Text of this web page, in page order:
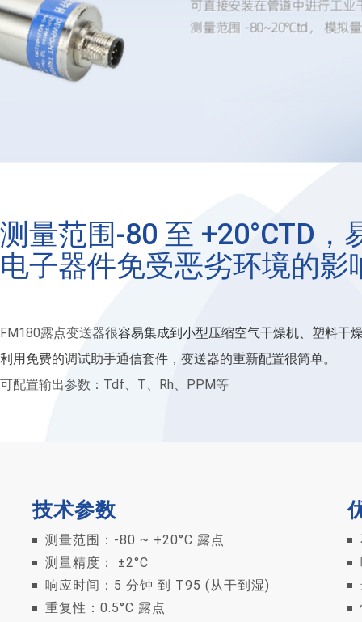
测量范围-80 至 +20°CTD
电子器件免受恶劣环境的影
FM180露点变送器很容易集成到小型压缩空气干燥机、塑料干
利用免费的调试助手通信套件，变送器的重新配置很简单。
可配置输出参数：Tdf、T、Rh、PPM等
技术参数
测量范围：-80 ~ +20°C 露点
测量精度： ±2°C
响应时间：5 分钟 到 T95 (从干到湿)
重复性：0.5°C 露点